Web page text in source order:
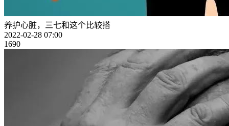
养护心脏，三七和这个比较搭
2022-02-28 07:00
1690